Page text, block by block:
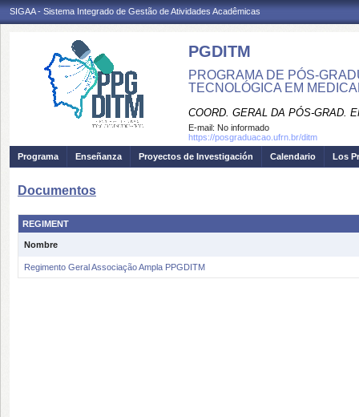
SIGAA - Sistema Integrado de Gestão de Atividades Acadêmicas
PGDITM
PROGRAMA DE PÓS-
TECNOLÓGICA EM
COORD. GERAL DA PÓS-GRAD.
E-mail: No informado
https://posgraduacao.ufrn.br/ditm
Programa
Enseñanza Proyectos de Investigación Calendario Los
Documentos
REGIMENT
Nombre
Regimento Geral Associação Ampla PPGDITM